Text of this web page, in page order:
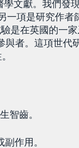
文獻。我們發
一項是研究作者
是在英國的一家
者。這項世代
智齒。
作用。